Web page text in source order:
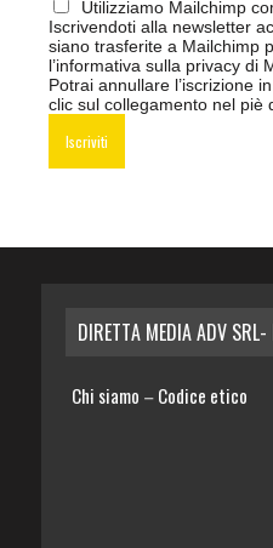
Utilizziamo Mailchimp
Iscrivendoti alla newsletter
siano trasferite a Mailchimp
l’informativa sulla privacy di
Potrai annullare l’iscrizione
clic sul collegamento nel piè
DIRETTA MEDIA ADV
Chi siamo – Codice etico